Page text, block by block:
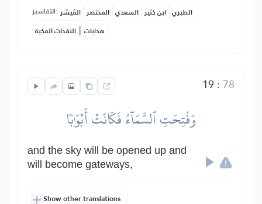
التفاسير: المُيسَّر المختصر السعدي ابن كثير الطبري
النفحات المكية | هدايات
19: 78
وَفُتِحَتِ ٱلسَّمَآءُ فَكَانَتۡ أَبۡوَٰبٗا
and the sky will be opened up and
will become gateways,
Show other translations